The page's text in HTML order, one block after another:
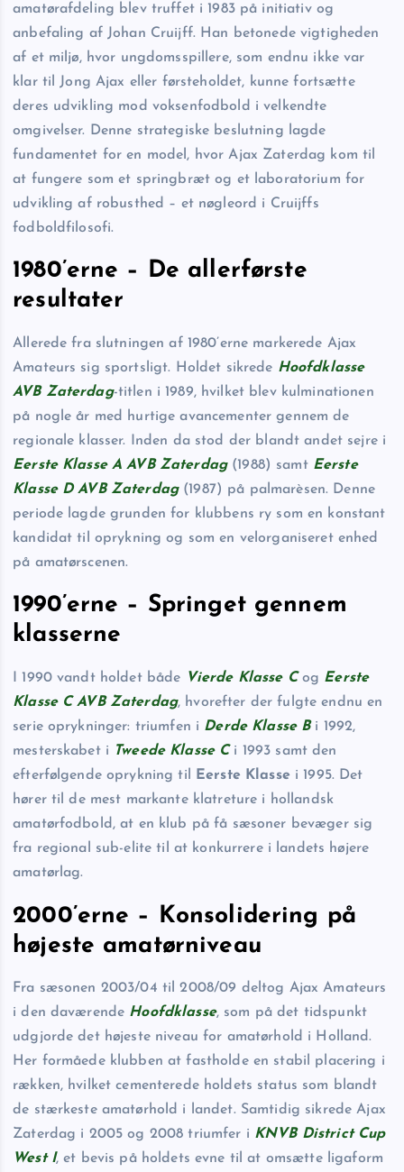
amatørafdeling blev truffet i 1983 på initiativ og
anbefaling af Johan Cruijff. Han betonede vigtigheden
af et miljø, hvor ungdomsspillere, som endnu ikke var
klar til Jong Ajax eller førsteholdet, kunne fortsætte
deres udvikling mod voksenfodbold i velkendte
omgivelser. Denne strategiske beslutning lagde
fundamentet for en model, hvor Ajax Zaterdag kom til
at fungere som et springbræt og et laboratorium for
udvikling af robusthed – et nøgleord i Cruijffs
fodboldfilosofi.
1980’erne – De allerførste
resultater
Allerede fra slutningen af 1980’erne markerede Ajax
Amateurs sig sportsligt. Holdet sikrede Hoofdklasse
AVB Zaterdag-titlen i 1989, hvilket blev kulminationen
på nogle år med hurtige avancementer gennem de
regionale klasser. Inden da stod der blandt andet sejre i
Eerste Klasse A AVB Zaterdag(1988) samt Eerste
Klasse D AVB Zaterdag(1987) på palmarèsen. Denne
periode lagde grunden for klubbens ry som en konstant
kandidat til oprykning og som en velorganiseret enhed
på amatørscenen.
1990’erne – Springet gennem
klasserne
I 1990 vandt holdet både Vierde Klasse Cog Eerste
Klasse C AVB Zaterdag, hvorefter der fulgte endnu en
serie oprykninger: triumfen i Derde Klasse Bi 1992,
mesterskabet i Tweede Klasse Ci 1993 samt den
efterfølgende oprykning til
Eerste Klassei 1995. Det
hører til de mest markante klatreture i hollandsk
amatørfodbold, at en klub på få sæsoner bevæger sig
fra regional sub-elite til at konkurrere i landets højere
amatørlag.
2000’erne – Konsolidering på
højeste amatørniveau
Fra sæsonen 2003/04 til 2008/09 deltog Ajax Amateurs
i den daværende Hoofdklasse, som på det tidspunkt
udgjorde det højeste niveau for amatørhold i Holland.
Her formåede klubben at fastholde en stabil placering i
rækken, hvilket cementerede holdets status som blandt
de stærkeste amatørhold i landet. Samtidig sikrede Ajax
Zaterdag i 2005 og 2008 triumfer i KNVB District Cup
West I, et bevis på holdets evne til at omsætte ligaform